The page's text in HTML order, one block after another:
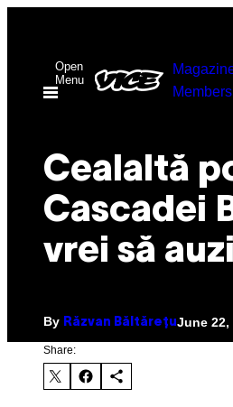
contentOpen
Menu
Members
Cealaltă
Cascadei
vrei să auzi
By Răzvan Băltărețu June 22,
Share: